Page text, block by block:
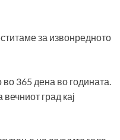
за извонредното
во 365 дена во годината.
град кај